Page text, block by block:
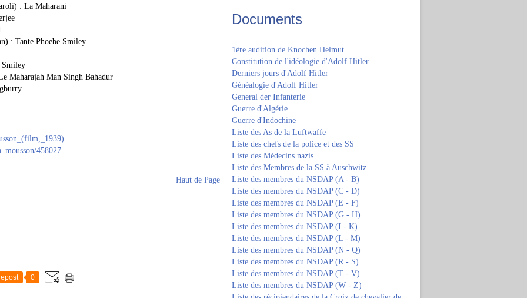
: La Maharani
: Tante Phoebe Smiley
Smiley
Maharajah Man Singh Bahadur
458027
Haut de Page
0
Documents
1ère audition de Knochen Helmut
Constitution de l'idéologie d'Adolf Hitler
Derniers jours d'Adolf Hitler
Généalogie d'Adolf Hitler
General der Infanterie
Guerre d'Algérie
Guerre d'Indochine
Liste des As de la Luftwaffe
Liste des chefs de la police et des SS
Liste des Médecins nazis
Liste des Membres de la SS à Auschwitz
Liste des membres du NSDAP (A - B)
Liste des membres du NSDAP (C - D)
Liste des membres du NSDAP (E - F)
Liste des membres du NSDAP (G - H)
Liste des membres du NSDAP (I - K)
Liste des membres du NSDAP (L - M)
Liste des membres du NSDAP (N - Q)
Liste des membres du NSDAP (R - S)
Liste des membres du NSDAP (T - V)
Liste des membres du NSDAP (W - Z)